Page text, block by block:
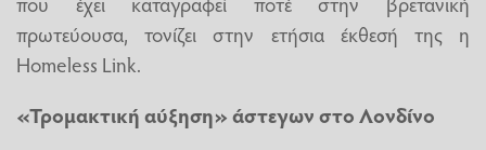
πρωτεύουσα, τονίζει στην ετήσια έκθεσή της η
Homeless Link.
«Τρομακτική αύξηση» άστεγων στο Λονδίνο